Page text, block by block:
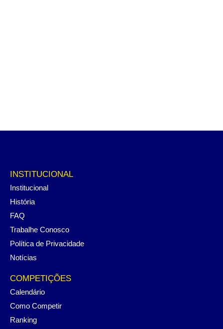
INSTITUCIONAL
Institucional
História
FAQ
Trabalhe Conosco
Política de Privacidade
Notícias
COMPETIÇÕES
Calendário
Como Competir
Ranking